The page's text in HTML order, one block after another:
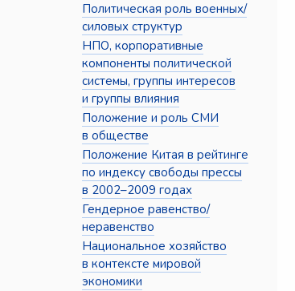
Политическая роль военных/
силовых структур
НПО, корпоративные
компоненты политической
системы, группы интересов
и группы влияния
Положение и роль СМИ
в обществе
Положение Китая в рейтинге
по индексу свободы прессы
в 2002–2009 годах
Гендерное равенство/
неравенство
Национальное хозяйство
в контексте мировой
экономики